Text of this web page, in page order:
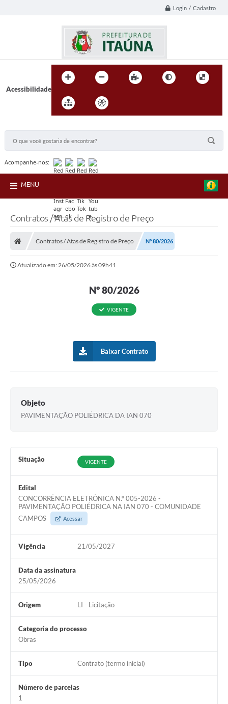
Login / Cadastro
Acessibilidade
Acompanhe-nos:
MENU
Contratos / Atas de Registro de Preço
Contratos / Atas de Registro de Preço Nº 80/2026
Atualizado em: 26/05/2026 às 09h41
Nº 80/2026
VIGENTE
Baixar Contrato
Objeto
PAVIMENTAÇÃO POLIÉDRICA DA IAN 070
Situação VIGENTE
Edital
CONCORRÊNCIA ELETRÔNICA N.º 005-2026 -
PAVIMENTAÇÃO POLIÉDRICA NA IAN 070 - COMUNIDADE
CAMPOS
Acessar
Vigência 21/05/2027
Data da assinatura
25/05/2026
Origem LI - Licitação
Categoria do processo
Obras
Tipo Contrato (termo inicial)
Número de parcelas
1